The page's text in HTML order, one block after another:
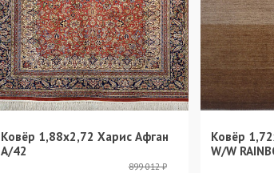
Ковёр 1,88х2,72 Харис Афган
А/42
899 012 ₽
Ковёр
W/W